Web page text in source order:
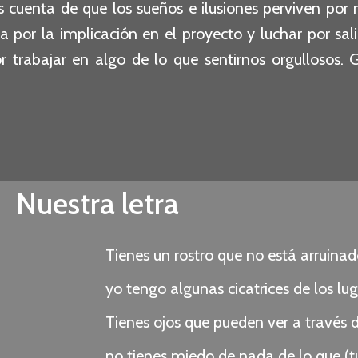
de que los sueños e ilusiones perviven
por la implicación en el proyecto y luchar por
trabajar en algo de lo que sentirnos orgullosos.
Nuestra letra
Tienes un rostro que no está
yo tengo algunas cicatrices de los
Tienes ojos que pueden ver a través